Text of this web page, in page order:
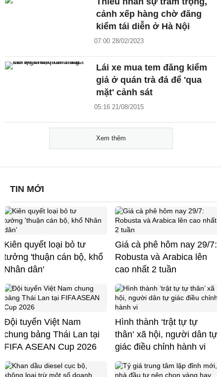
cảnh xếp hàng chờ đăng
kiểm tái diễn ở Hà Nội
07:00 28/02/2023
Lái xe mua tem đăng kiểm
giả ở quán trà đá để 'qua
mặt' cảnh sát
05:16 21/08/2015
Xem thêm
TIN MỚI
Kiên quyết loại bỏ tư
tưởng 'thuận cán bộ, khổ
Nhân dân'
Giá cà phê hôm nay 29/7:
Robusta và Arabica lên
cao nhất 2 tuần
Đội tuyển Việt Nam
chung bảng Thái Lan tại
FIFA ASEAN Cup 2026
Hình thành ‘trật tự tự
thân’ xã hội, người dân tự
giác điều chỉnh hành vi